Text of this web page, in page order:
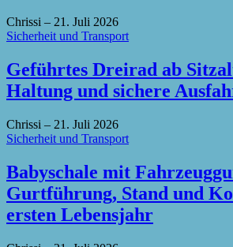
Chrissi – 21. Juli 2026
Sicherheit und Transport
Geführtes Dreirad ab
Haltung und sichere
Chrissi – 21. Juli 2026
Sicherheit und Transport
Babyschale mit
Gurtführung, Stand und
ersten Lebensjahr